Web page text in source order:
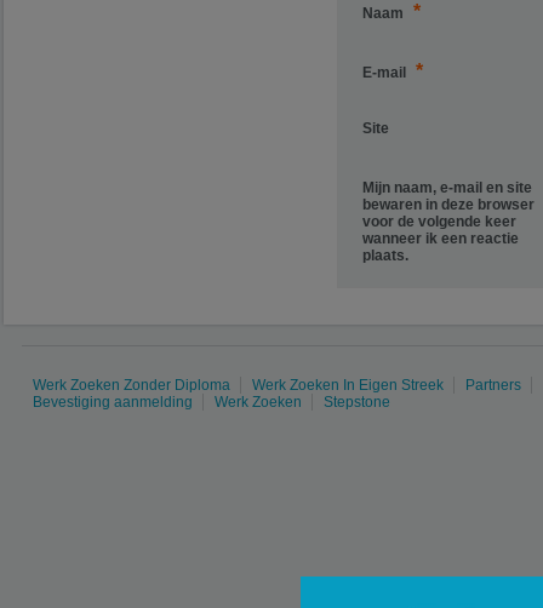
Naam *
E-mail *
Site
Mijn naam, e-mail en site
bewaren in deze browser
voor de volgende keer
wanneer ik een reactie
plaats.
Werk Zoeken Zonder Diploma Werk Zoeken In Eigen Streek
Partners
Bevestiging aanmelding
Werk Zoeken Stepstone